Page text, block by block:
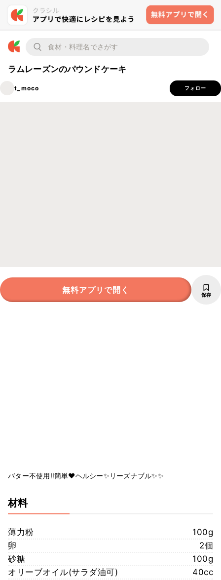
ラムレーズンのパウンドケーキ
t_moco フォロー
無料アプリで開く 保存
バター不使用‼️簡単❤️ヘルシー✨リーズナブル✨✨
材料
薄力粉
100g
卵
2個
砂糖
100g
オリーブオイル(サラダ油可)
40cc